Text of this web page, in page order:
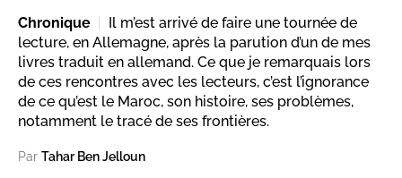
Chronique
Il m’est arrivé de faire une tournée de
lecture, en Allemagne, après la parution d’un de mes
livres traduit en allemand. Ce que je remarquais lors
de ces rencontres avec les lecteurs, c’est l’ignorance
de ce qu’est le Maroc, son histoire, ses problèmes,
notamment le tracé de ses frontières.
Par Tahar Ben Jelloun